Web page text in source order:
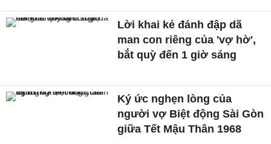
Lời khai kẻ đánh đập dã
man con riêng của 'vợ hờ',
bắt quỳ đến 1 giờ sáng
Ký ức nghẹn lòng của
người vợ Biệt động Sài Gòn
giữa Tết Mậu Thân 1968